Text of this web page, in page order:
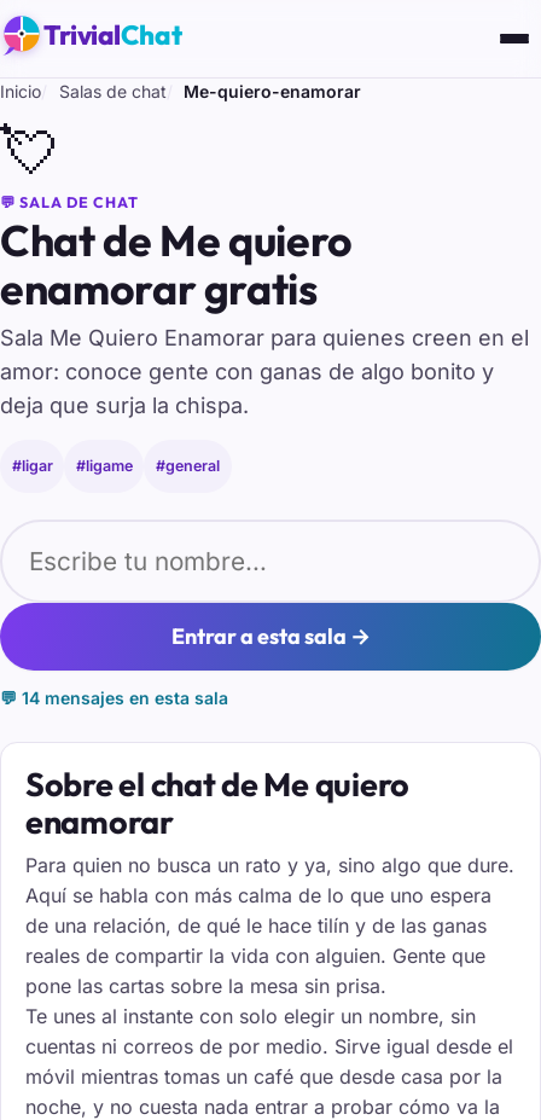
TrivialChat
Inicio Salas de chat Me-quiero-enamorar
💘
💬 SALA DE CHAT
Chat de Me quiero
enamorar gratis
Sala Me Quiero Enamorar para quienes creen en el
amor: conoce gente con ganas de algo bonito y
deja que surja la chispa.
#ligar #ligame #general
Entrar a esta sala →
💬 14 mensajes en esta sala
Sobre el chat de Me quiero
enamorar
Para quien no busca un rato y ya, sino algo que dure.
Aquí se habla con más calma de lo que uno espera
de una relación, de qué le hace tilín y de las ganas
reales de compartir la vida con alguien. Gente que
pone las cartas sobre la mesa sin prisa.
Te unes al instante con solo elegir un nombre, sin
cuentas ni correos de por medio. Sirve igual desde el
móvil mientras tomas un café que desde casa por la
noche, y no cuesta nada entrar a probar cómo va la